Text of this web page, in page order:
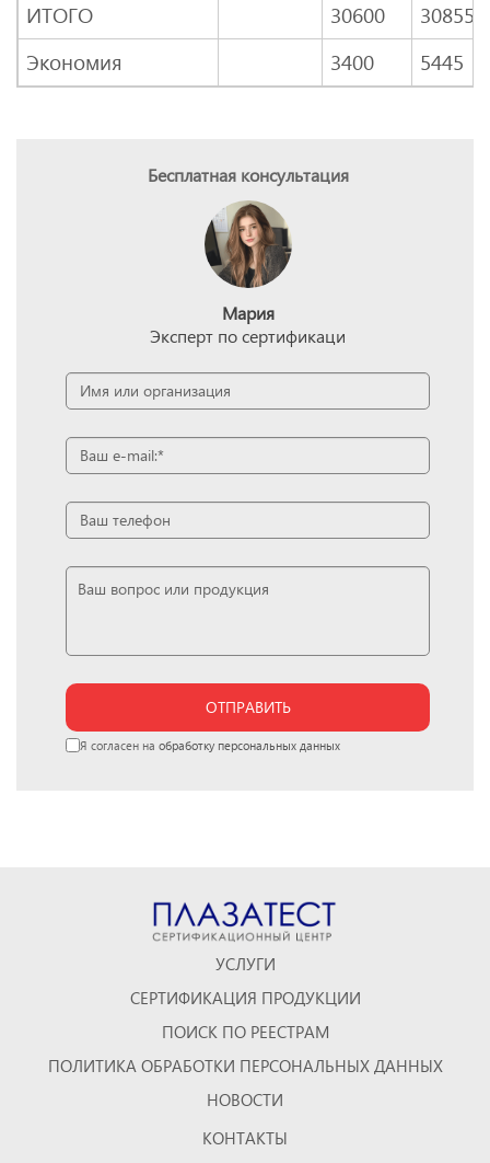
ИТОГО
30600
30855
Экономия
3400 5445
Бесплатная консультация
Мария
Эксперт по сертификаци
ОТПРАВИТЬ
Я согласен на обработку персональных данных
УСЛУГИ
СЕРТИФИКАЦИЯ ПРОДУКЦИИ
ПОИСК ПО РЕЕСТРАМ
ПОЛИТИКА ОБРАБОТКИ ПЕРСОНАЛЬНЫХ ДАННЫХ
НОВОСТИ
КОНТАКТЫ